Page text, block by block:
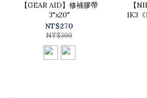
【GEAR AID】修補膠帶
3"x20"
NT$270
NT$300
【
1K3
能洗